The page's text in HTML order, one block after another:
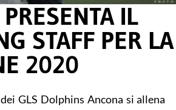
IL
STAFF PER LA
2020
GLS Dolphins Ancona si allena